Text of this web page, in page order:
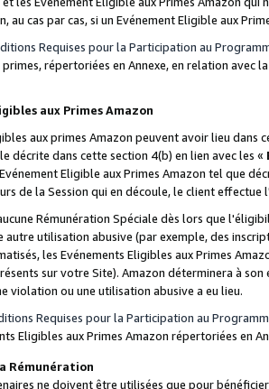
au cas par cas, si un Evénement Eligible aux
Requises pour la Participation au
répertoriées en Annexe, en relation avec
aux Primes Amazon
aux primes Amazon peuvent avoir lieu dans
décrite dans cette section 4(b) en lien avec les «
Eligible aux Primes Amazon tel que
de la Session qui en découle, le client
Rémunération Spéciale dès lors que
utilisation abusive (par exemple, des
les Evénements Eligibles aux Primes
sur votre Site). Amazon déterminera à
violation ou une utilisation abusive a eu lieu.
Requises pour la Participation au
Eligibles aux Primes Amazon répertoriées en
Rémunération
ne doivent être utilisées que pour